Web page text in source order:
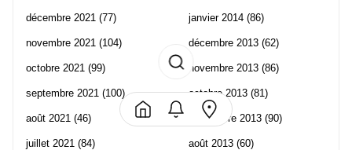
décembre 2021 (77)
novembre 2021 (104)
octobre 2021 (99)
septembre 2021 (100)
août 2021 (46)
juillet 2021 (84)
janvier 2014 (86)
décembre 2013 (62)
novembre 2013 (86)
octobre 2013 (81)
septembre 2013 (90)
août 2013 (60)